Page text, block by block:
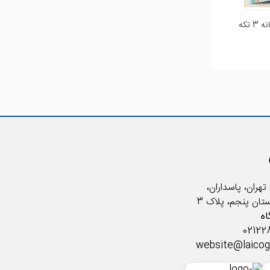
سلام. ضمن تشکر از محصولات باکیفیت لایکو، در صورت امکان سرویس روتختی بچه گانه برای سایز ۱۲۰×۲۰۰ هم تولید
سرویس ملحفه بچگانه 3 تکه
تهران، پاسداران،
پنجم، پلاک 3